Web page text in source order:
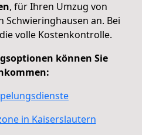
, für Ihren Umzug von
Schwieringhausen an. Bei
volle Kostenkontrolle.
können Sie
in Kaiserslautern